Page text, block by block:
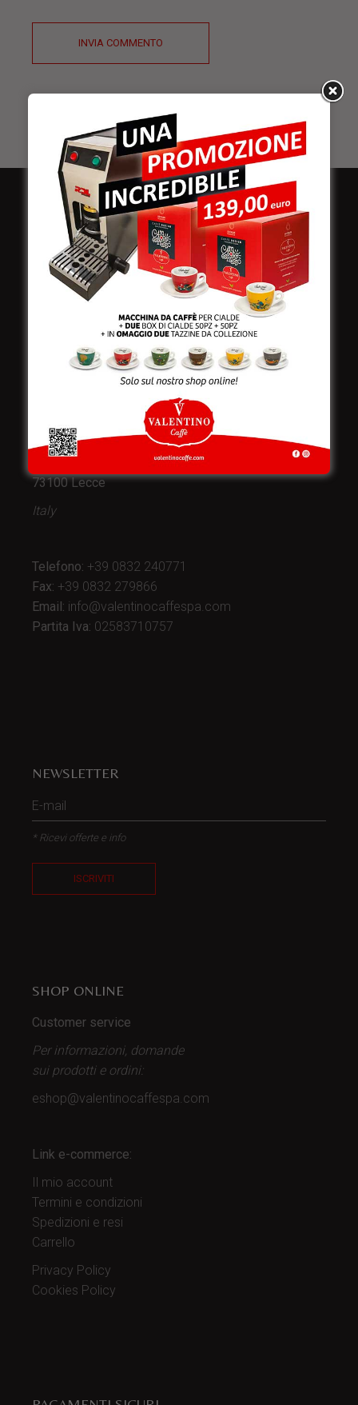
INVIA COMMENTO
Valentino Caffè Spa
Viale Croazia 8 (Z.I.)
73100 Lecce
Italy
Telefono: +39 0832 240771
Fax: +39 0832 279866
Email: info@valentinocaffespa.com
Partita Iva: 02583710757
NEWSLETTER
* Ricevi offerte e info
ISCRIVITI
SHOP ONLINE
Customer service
Per informazioni, domande
sui prodotti e ordini:
eshop@valentinocaffespa.com
Link e-commerce:
Il mio account
Termini e condizioni
Spedizioni e resi
Carrello
Privacy Policy
Cookies Policy